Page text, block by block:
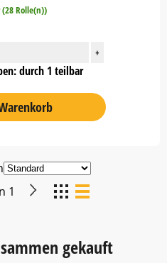
Rolle(n))
+
durch 1 teilbar
1
gekauft